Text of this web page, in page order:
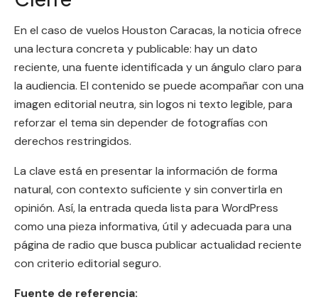
En el caso de vuelos Houston Caracas, la noticia ofrece
una lectura concreta y publicable: hay un dato
reciente, una fuente identificada y un ángulo claro para
la audiencia. El contenido se puede acompañar con una
imagen editorial neutra, sin logos ni texto legible, para
reforzar el tema sin depender de fotografías con
derechos restringidos.
La clave está en presentar la información de forma
natural, con contexto suficiente y sin convertirla en
opinión. Así, la entrada queda lista para WordPress
como una pieza informativa, útil y adecuada para una
página de radio que busca publicar actualidad reciente
con criterio editorial seguro.
Fuente de referencia: